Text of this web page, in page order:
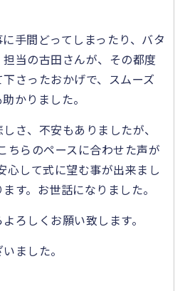
手間どってしまったり、バタ
当の古田さんが、その都度
さったおかげで、スムーズ
かりました。
さ、不安もありましたが、
ちらのペースに合わせた声が
心して式に望む事が出来まし
す。お世話になりました。
ろしくお願い致します。
ました。